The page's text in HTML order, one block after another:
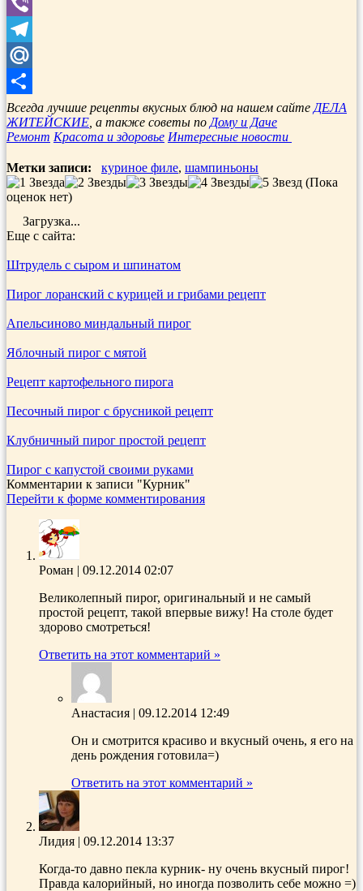
Viber
Telegram
Mail.Ru
Отправить
Всегда лучшие рецепты вкусных блюд на нашем сайте ДЕЛА
ЖИТЕЙСКИЕ , а также советы по Дому и Даче
Ремонт Красота и здоровье Интересные новости
Метки записи: куриное филе, шампиньоны
(Пока
оценок нет)
Загрузка...
Еще с сайта:
Штрудель с сыром и шпинатом
Пирог лоранский с курицей и грибами рецепт
Апельсиново миндальный пирог
Яблочный пирог с мятой
Рецепт картофельного пирога
Песочный пирог с брусникой рецепт
Клубничный пирог простой рецепт
Пирог с капустой своими руками
Комментарии к записи "Курник"
Перейти к форме комментирования
Роман | 09.12.2014 02:07
Великолепный пирог, оригинальный и не самый
простой рецепт, такой впервые вижу! На столе будет
здорово смотреться!
Ответить на этот комментарий »
Анастасия | 09.12.2014 12:49
Он и смотрится красиво и вкусный очень, я его на
день рождения готовила=)
Ответить на этот комментарий »
Лидия | 09.12.2014 13:37
Когда-то давно пекла курник- ну очень вкусный пирог!
Правда калорийный, но иногда позволить себе можно =)